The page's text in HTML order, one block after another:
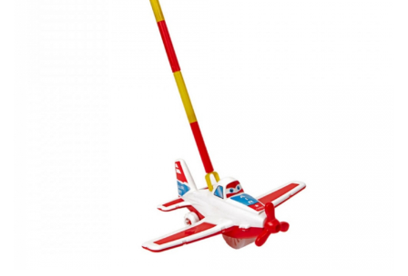
Creioane colorate si carioci
Manuale si auxiliare scolare